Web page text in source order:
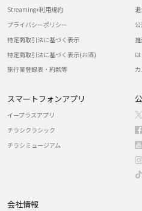
Streaming+利用規約
プライバシーポリシー
特定商取引法に基づく表示
特定商取引法に基づく表示(お酒)
旅行業登録表・約款等
スマートフォンアプリ
イープラスアプリ
チラシクラシック
チラシミュージアム
会社情報